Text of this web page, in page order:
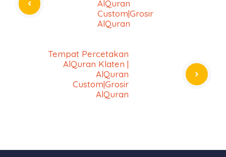
AlQuran
Custom|Grosir
AlQuran
Tempat Percetakan
AlQuran Klaten |
AlQuran
Custom|Grosir
AlQuran